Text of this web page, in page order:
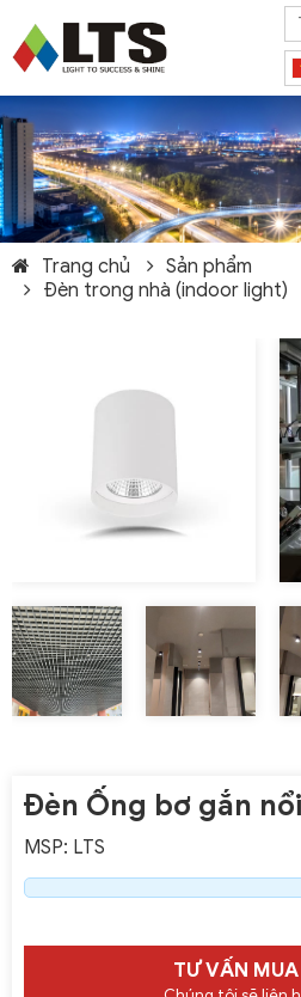
Trang chủ
Sản phẩm
Đèn trong nhà (indoor light)
Đèn Ống bơ gắn nổi
MSP: LTS
TƯ VẤN